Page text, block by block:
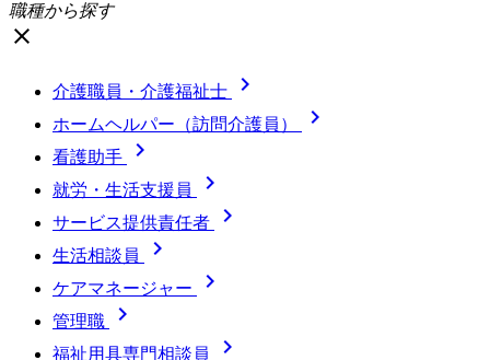
職種から探す
close
介護職員・介護福祉士 
ホームヘルパー（訪問介護員） 
看護助手 
就労・生活支援員 
サービス提供責任者 
生活相談員 
ケアマネージャー 
管理職 
福祉用具専門相談員 